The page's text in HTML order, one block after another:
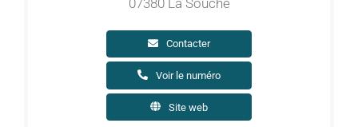
Contacter
Voir le numéro
Site web